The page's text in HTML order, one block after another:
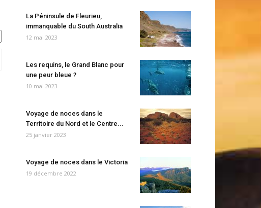
La Péninsule de Fleurieu,
immanquable du South Australia
12 mai 2023
Les requins, le Grand Blanc pour
une peur bleue ?
10 mai 2023
Voyage de noces dans le
Territoire du Nord et le Centre...
25 janvier 2023
Voyage de noces dans le Victoria
19 décembre 2022